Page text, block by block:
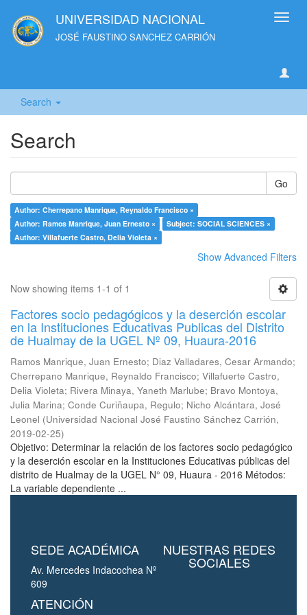
UNIVERSIDAD NACIONAL
JOSÉ FAUSTINO SANCHEZ CARRIÓN
Search
Search
Go
Author: Cherrepano Manrique, Reynaldo Francisco ×
Author: Ramos Manrique, Juan Ernesto ×
Subject: SOCIAL SCIENCES ×
Author: Villafuerte Castro, Delia Violeta ×
Show Advanced Filters
Now showing items 1-1 of 1
Factores socio pedagógicos y la deserción escolar
en la Instituciones Educativas Publicas del Distrito
de Hualmay de la UGEL Nº 09, Huaura-2016
Ramos Manrique, Juan Ernesto; Diaz Valladares, Cesar Armando;
Cherrepano Manrique, Reynaldo Francisco; Villafuerte Castro,
Delia Violeta; Rivera Minaya, Yaneth Marlube; Bravo Montoya,
Julia Marina; Conde Curiñaupa, Regulo; Nicho Alcántara, José
Leonel (Universidad Nacional José Faustino Sánchez Carrión,
2019-02-25)
Objetivo: Determinar la relación de los factores socio pedagógico
y la deserción escolar en la Instituciones Educativas públicas del
distrito de Hualmay de la UGEL N° 09, Huaura - 2016 Métodos:
La variable dependiente ...
SEDE ACADÉMICA
Av. Mercedes Indacochea Nº
609
ATENCIÓN
NUESTRAS REDES
SOCIALES